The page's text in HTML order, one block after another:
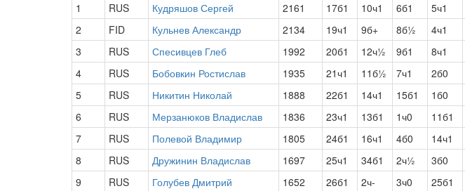
1
RUS Кудряшов Сергей 2161 17б1 10ч1 6б1 5ч1
2
FID Кульнев Александр 2134 19ч1 9б+ 8б½ 4ч1
3
RUS Спесивцев Глеб 1992 20б1 12ч½ 9б1 8ч1
4
RUS Бобовкин Ростислав 1935 21ч1 11б½ 7ч1 2б0
5
RUS Никитин Николай 1888 22б1 14ч1 15б1 1б0
6
RUS Мерзанюков Владислав 1836 23ч1 13б1 1ч0 11б1
7
RUS Полевой Владимир 1805 24б1 16ч1 4б0 14ч1
8
RUS Дружинин Владислав 1697 25ч1 34б1 2ч½ 3б0
9
RUS Голубев Дмитрий 1652 26б1 2ч- 3ч0 25б1